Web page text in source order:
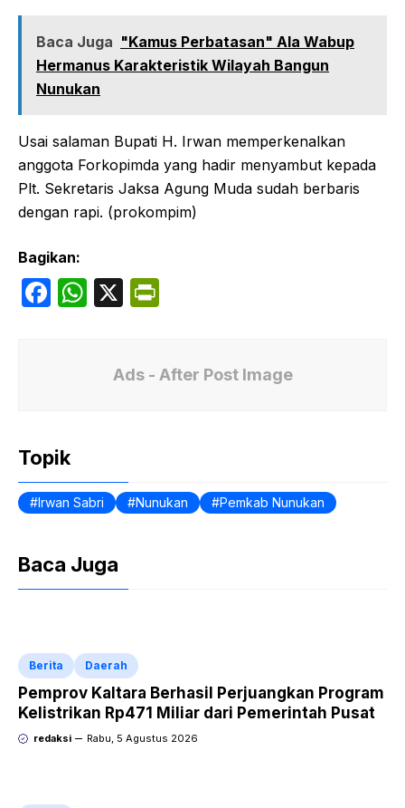
Baca Juga "Kamus Perbatasan" Ala Wabup
Hermanus Karakteristik Wilayah Bangun
Nunukan
Usai salaman Bupati H. Irwan memperkenalkan
anggota Forkopimda yang hadir menyambut kepada
Plt. Sekretaris Jaksa Agung Muda sudah berbaris
dengan rapi. (prokompim)
Bagikan:
F
o
k
W X
Fr
y
Ads - After Post Image
Topik
Irwan Sabri Nunukan Pemkab Nunukan
Baca Juga
Berita Daerah
Pemprov Kaltara Berhasil Perjuangkan Program
Kelistrikan Rp471 Miliar dari Pemerintah Pusat
redaksi Rabu, 5 Agustus 2026